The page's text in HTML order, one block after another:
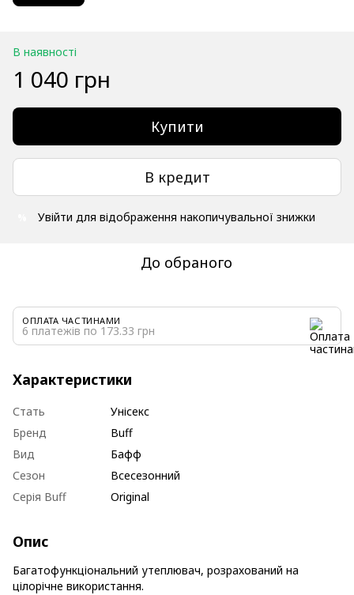
В наявності
1 040 грн
Купити
В кредит
Увійти для відображення накопичувальної знижки
До обраного
ОПЛАТА ЧАСТИНАМИ
6 платежів по 173.33 грн
Характеристики
Стать
Унісекс
Бренд
Buff
Вид
Бафф
Сезон
Всесезонний
Серія Buff
Original
Опис
Багатофункціональний утеплювач, розрахований на
цілорічне використання.